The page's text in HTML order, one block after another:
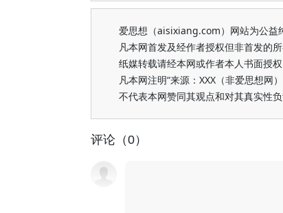
爱思想（aisixiang.com）网站为公益
凡本网首发及经作者授权但非首发的
纸媒转载请经本网或作者本人书面授权
凡本网注明“来源：XXX（非爱思想网
不代表本网赞同其观点和对其真实性
评论（0）